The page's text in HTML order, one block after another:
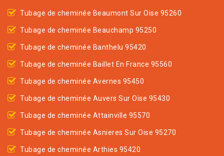
Tubage de cheminée Beaumont Sur Oise 95260
Tubage de cheminée Beauchamp 95250
Tubage de cheminée Banthelu 95420
Tubage de cheminée Baillet En France 95560
Tubage de cheminée Avernes 95450
Tubage de cheminée Auvers Sur Oise 95430
Tubage de cheminée Attainville 95570
Tubage de cheminée Asnieres Sur Oise 95270
Tubage de cheminée Arthies 95420